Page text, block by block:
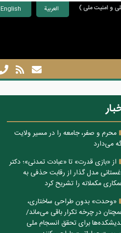
English العربية و امنیت ملی )
محرم و صفر، جامعه را در مسیر ولایت
می‌دارد
از «بازی قدرت» تا «عبادت تمدنی»؛ دکتر
مدل گذار از رقابت حذفی به
مکملانه را تشریح کرد
«وحدت» بدون طراحی ساختاری،
در چرخه تکرار باقی می‌ماند/
برای تحقق انسجام ملی